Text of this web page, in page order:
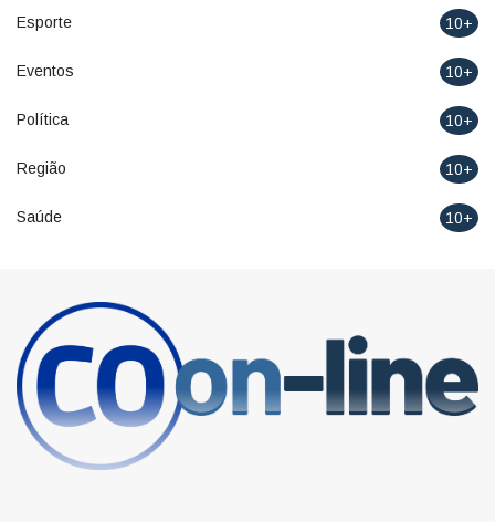
Esporte 10+
Eventos 10+
Política 10+
Região 10+
Saúde 10+